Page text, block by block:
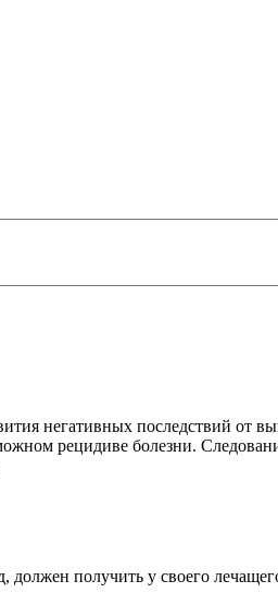
негативных последствий от
рецидиве болезни.
получить у своего